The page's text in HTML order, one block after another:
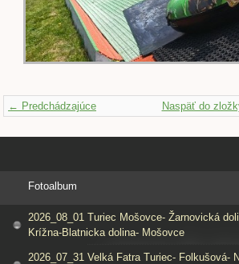
← Predchádzajúce Naspäť do
Fotoalbum
2026_08_01 Turiec Mošovce- Žarnovická
Krížna-Blatnicka dolina- Mošovce
2026_07_31 Velká Fatra Turiec- Folkušová-